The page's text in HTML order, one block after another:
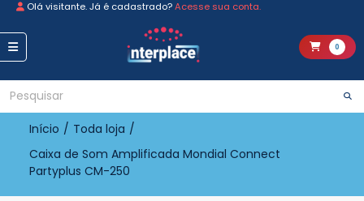
Olá visitante. Já é cadastrado?Acesse sua conta.
0
Início / Toda loja /
Caixa de Som Amplificada Mondial Connect
Partyplus CM-250